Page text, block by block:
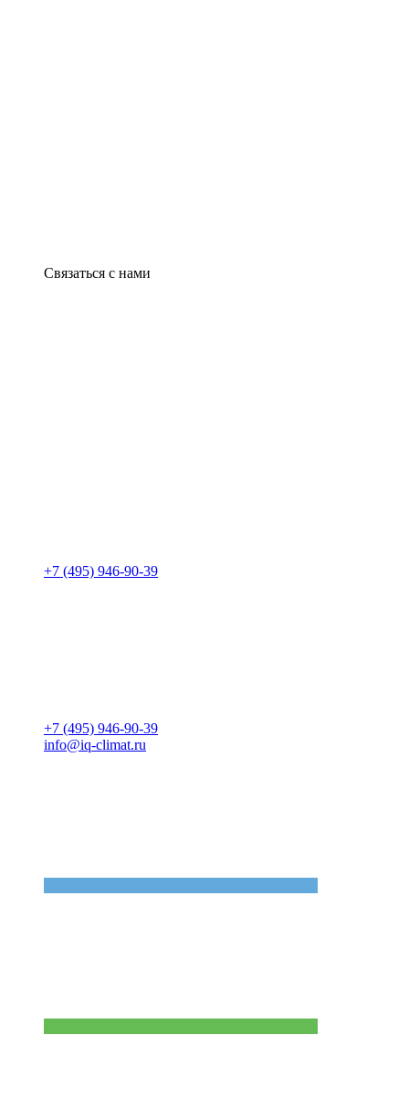
Связаться с нами
+7 (495) 946-90-39
+7 (495) 946-90-39
info@iq-climat.ru